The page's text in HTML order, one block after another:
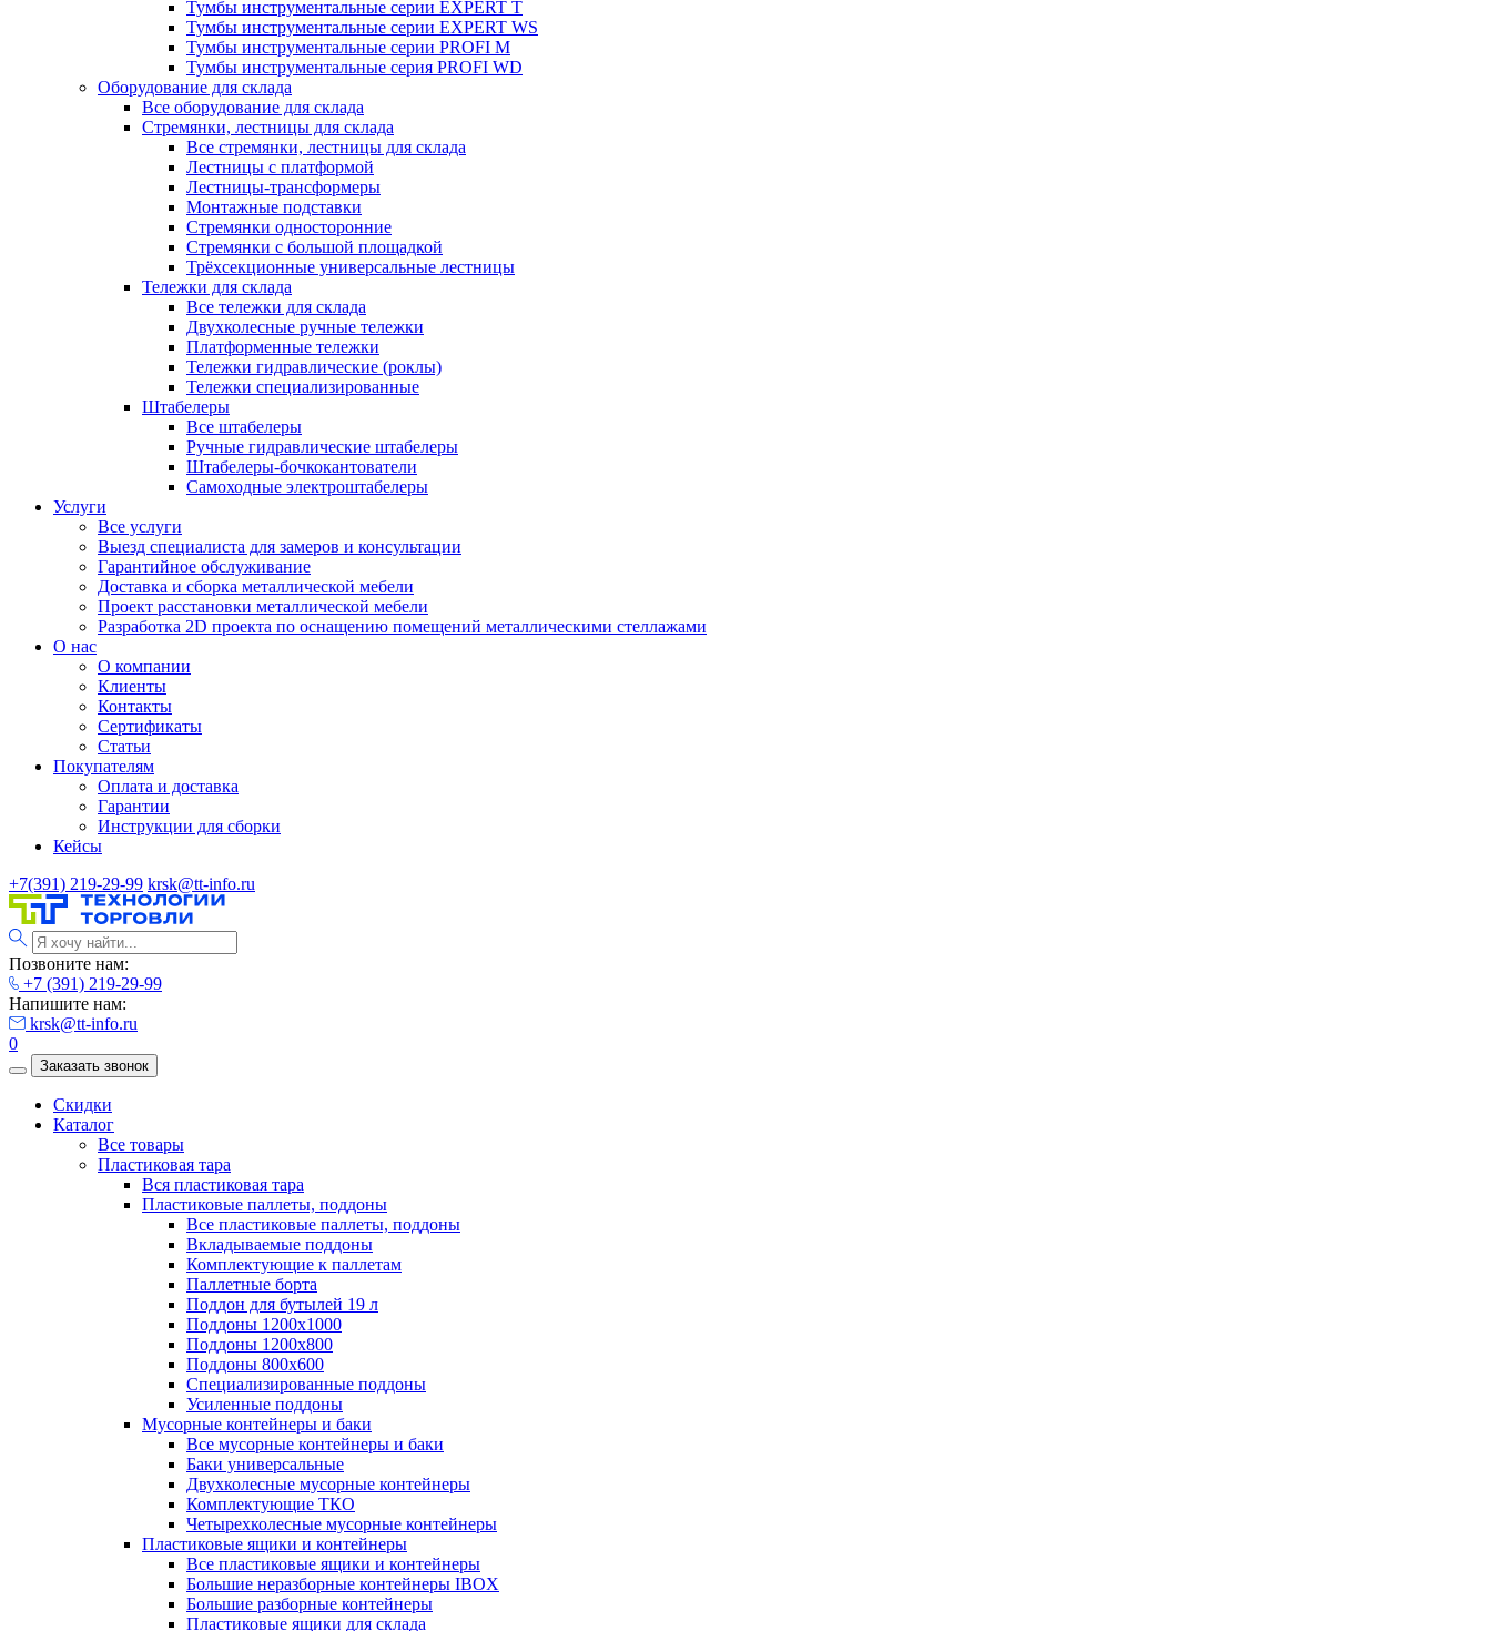
Тумбы инструментальные серии EXPERT T
Тумбы инструментальные серии EXPERT WS
Тумбы инструментальные серии PROFI M
Тумбы инструментальные серия PROFI WD
Оборудование для склада
Все оборудование для склада
Стремянки, лестницы для склада
Все стремянки, лестницы для склада
Лестницы с платформой
Лестницы-трансформеры
Монтажные подставки
Стремянки односторонние
Стремянки с большой площадкой
Трёхсекционные универсальные лестницы
Тележки для склада
Все тележки для склада
Двухколесные ручные тележки
Платформенные тележки
Тележки гидравлические (роклы)
Тележки специализированные
Штабелеры
Все штабелеры
Ручные гидравлические штабелеры
Штабелеры-бочкокантователи
Самоходные электроштабелеры
Услуги
Все услуги
Выезд специалиста для замеров и консультации
Гарантийное обслуживание
Доставка и сборка металлической мебели
Проект расстановки металлической мебели
Разработка 2D проекта по оснащению помещений металлическими стеллажами
О нас
О компании
Клиенты
Контакты
Сертификаты
Статьи
Покупателям
Оплата и доставка
Гарантии
Инструкции для сборки
Кейсы
+7(391) 219-29-99 krsk@tt-info.ru
Позвоните нам:
+7 (391) 219-29-99
Напишите нам:
krsk@tt-info.ru
0
Заказать звонок
Скидки
Каталог
Все товары
Пластиковая тара
Вся пластиковая тара
Пластиковые паллеты, поддоны
Все пластиковые паллеты, поддоны
Вкладываемые поддоны
Комплектующие к паллетам
Паллетные борта
Поддон для бутылей 19 л
Поддоны 1200х1000
Поддоны 1200х800
Поддоны 800х600
Специализированные поддоны
Усиленные поддоны
Мусорные контейнеры и баки
Все мусорные контейнеры и баки
Баки универсальные
Двухколесные мусорные контейнеры
Комплектующие ТКО
Четырехколесные мусорные контейнеры
Пластиковые ящики и контейнеры
Все пластиковые ящики и контейнеры
Большие неразборные контейнеры IBOX
Большие разборные контейнеры
Пластиковые ящики для склада